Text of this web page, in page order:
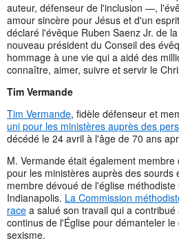
auteur, défenseur de l'inclusion —,
amour sincère pour Jésus et d'un
déclaré l'évêque Ruben Saenz Jr. de
nouveau président du Conseil des
hommage à une vie qui a aidé des
connaître, aimer, suivre et servir le
Tim Vermande
Tim Vermande, fidèle défenseur et
uni pour les ministères auprès des
décédé le 24 avril à l'âge de 70 ans
M. Vermande était également
pour les ministères auprès des sourds
membre dévoué de l'église
Indianapolis. La Commission
race a salué son travail qui a
continus de l'Église pour démanteler
sexisme.